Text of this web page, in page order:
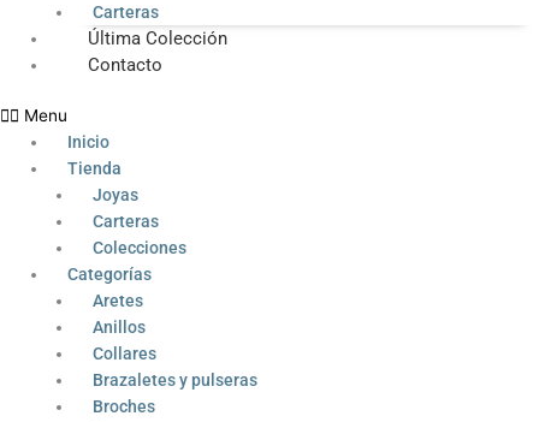
Carteras
Última Colección
Contacto
Menu
Inicio
Tienda
Joyas
Carteras
Colecciones
Categorías
Aretes
Anillos
Collares
Brazaletes y pulseras
Broches